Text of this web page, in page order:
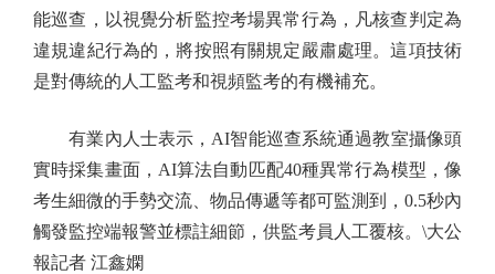
能巡查，以視覺分析監控考場異常行為，凡核查判定為
違規違紀行為的，將按照有關規定嚴肅處理。這項技術
是對傳統的人工監考和視頻監考的有機補充。
有業內人士表示，AI智能巡查系統通過教室攝像頭
實時採集畫面，AI算法自動匹配40種異常行為模型，像
考生細微的手勢交流、物品傳遞等都可監測到，0.5秒內
觸發監控端報警並標註細節，供監考員人工覆核。\大公
報記者 江鑫嫻